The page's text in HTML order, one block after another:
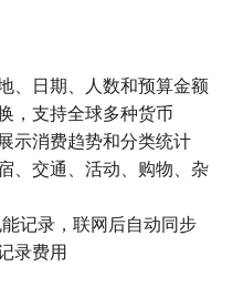
、日期、人数和预算金额
，支持全球多种货币
示消费趋势和分类统计
、交通、活动、购物、杂
记录，联网后自动同步
录费用